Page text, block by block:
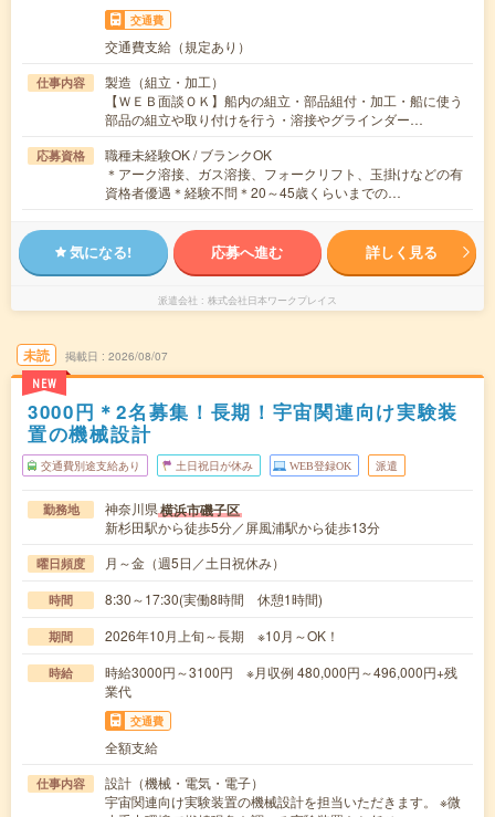
交通費
交通費支給（規定あり）
仕事内容
製造（組立・加工）
【ＷＥＢ面談ＯＫ】船内の組立・部品組付・加工・船に使う
部品の組立や取り付けを行う・溶接やグラインダー…
応募資格
職種未経験OK / ブランクOK
＊アーク溶接、ガス溶接、フォークリフト、玉掛けなどの有
資格者優遇＊経験不問＊20～45歳くらいまでの…
気になる! 応募へ進む 詳しく見る
派遣会社 株式会社日本ワークプレイス
未読
NEW
掲載日 2026/08/07
3000円＊2名募集！長期！宇宙関連向け実験装
置の機械設計
交通費別途支給あり 土日祝日が休み WEB登録OK 派遣
勤務地 神奈川県横浜市磯子区
新杉田駅から徒歩5分／屏風浦駅から徒歩13分
曜日頻度 月～金（週5日／土日祝休み）
時間 8:30～17:30(実働8時間 休憩1時間)
期間 2026年10月上旬～長期 ※10月～OK！
時給
時給3000円～3100円 ※月収例 480,000円～496,000円+残
業代
交通費
全額支給
仕事内容
設計（機械・電気・電子）
宇宙関連向け実験装置の機械設計を担当いただきます。 ※微